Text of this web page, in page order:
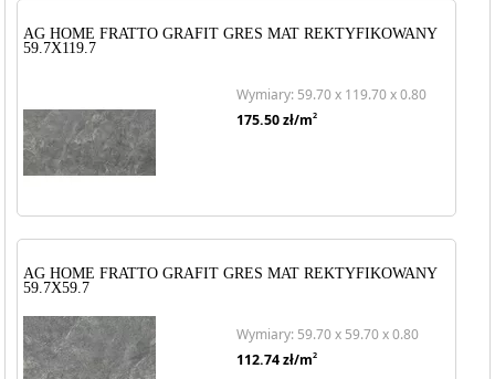
AG HOME FRATTO GRAFIT GRES MAT REKTYFIKOWANY
59.7X119.7
Wymiary: 59.70 x 119.70 x 0.80
175.50zł/m2
AG HOME FRATTO GRAFIT GRES MAT REKTYFIKOWANY
59.7X59.7
Wymiary: 59.70 x 59.70 x 0.80
112.74zł/m2